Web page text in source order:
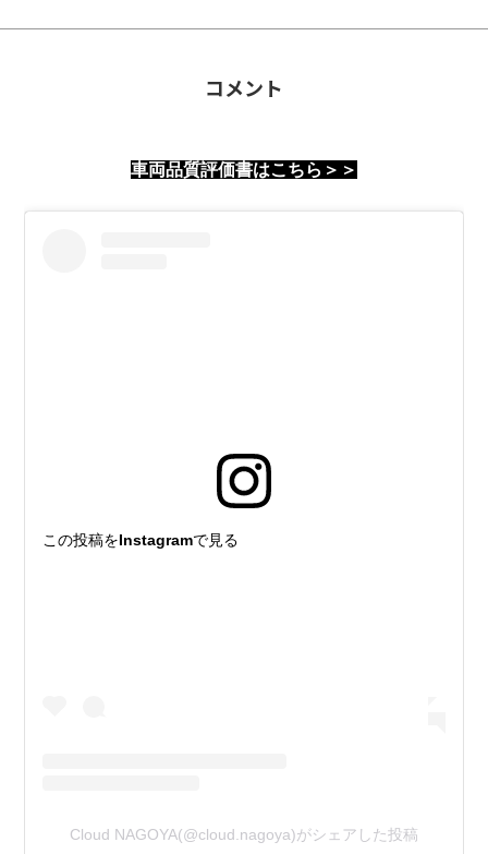
コメント
車両品質評価書はこちら＞＞
この投稿をInstagramで見る
Cloud NAGOYA(@cloud.nagoya)がシェアした投稿